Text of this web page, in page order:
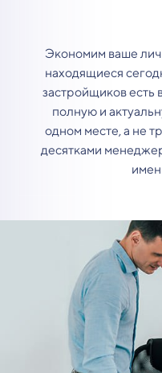
Экономим ваше
находящиеся
застройщиков есть
полную и
одном месте, а не
десятками